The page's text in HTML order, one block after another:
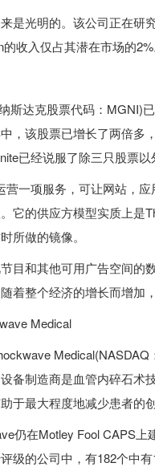
是光明的。该公司正在研
收入仅占其潜在市场的
斯达克股票代码：MGNI)
，该股票已增长了两倍多
已经说服了除三只股票以
营一项服务，可让网站，
它的供应方模型实质上是
所做的镜像。
目和其他可用广告空间的
着整个经济的增长而增加
Medical
备制造商是血管内碎石术
于最大程度地减少患者的
仍在Motley Fool CAPS
级的公司中，有182个中有